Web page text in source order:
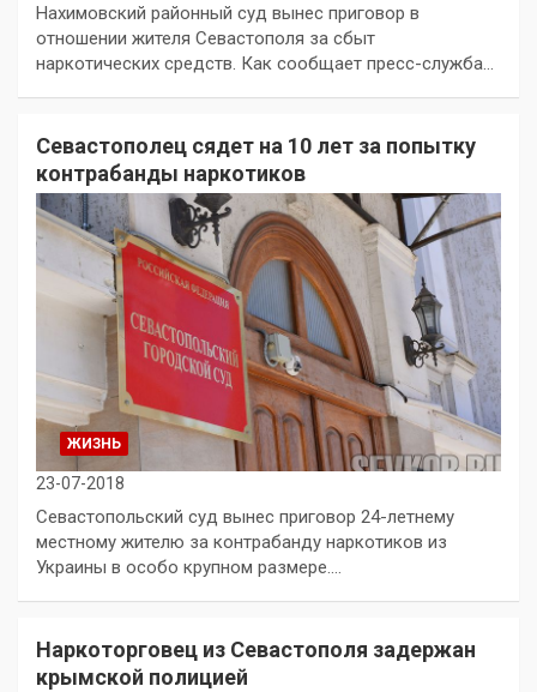
Нахимовский районный суд вынес приговор в
отношении жителя Севастополя за сбыт
наркотических средств. Как сообщает пресс-служба…
Севастополец сядет на 10 лет за попытку
контрабанды наркотиков
ЖИЗНЬ
23-07-2018
Севастопольский суд вынес приговор 24-летнему
местному жителю за контрабанду наркотиков из
Украины в особо крупном размере.…
Наркоторговец из Севастополя задержан
крымской полицией